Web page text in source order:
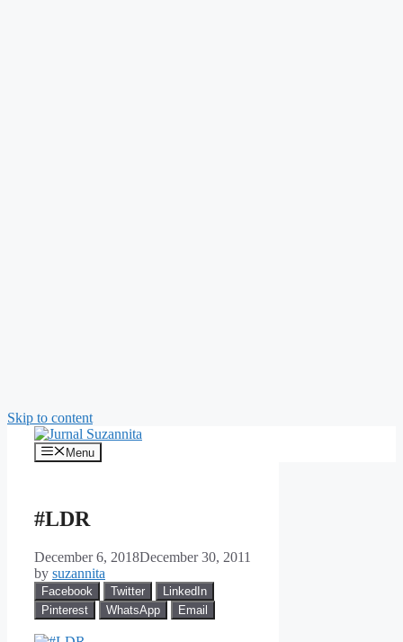
Skip to content
Menu
#LDR
December 6, 2018December 30, 2011
by suzannita
Facebook Twitter
LinkedIn
Pinterest
WhatsApp Email